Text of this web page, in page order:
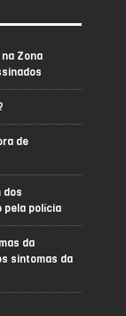
Zona
de
dos
pela polícia
da
sintomas da